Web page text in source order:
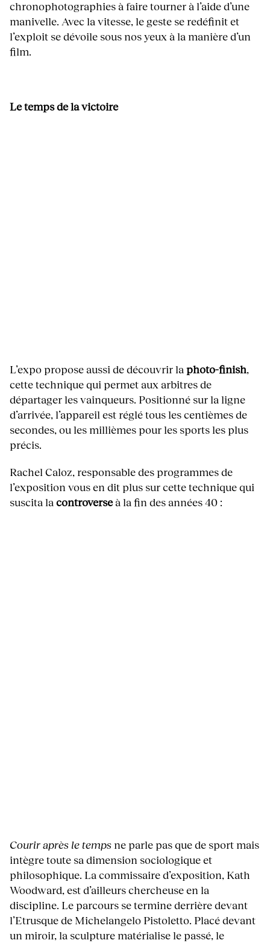
chronophotographies à faire tourner à l’aide d’une
manivelle. Avec la vitesse, le geste se redéfinit et
l’exploit se dévoile sous nos yeux à la manière d’un
film.
Le temps de la victoire
L’expo propose aussi de découvrir la photo-finish,
cette technique qui permet aux arbitres de
départager les vainqueurs. Positionné sur la ligne
d’arrivée, l’appareil est réglé tous les centièmes de
secondes, ou les millièmes pour les sports les plus
précis.
Rachel Caloz, responsable des programmes de
l’exposition vous en dit plus sur cette technique qui
suscita la controverseà la fin des années 40 :
Courir après le tempsne parle pas que de sport mais
intègre toute sa dimension sociologique et
philosophique. La commissaire d’exposition, Kath
Woodward, est d’ailleurs chercheuse en la
discipline. Le parcours se termine derrière devant
l’Etrusque de Michelangelo Pistoletto. Placé devant
un miroir, la sculpture matérialise le passé, le